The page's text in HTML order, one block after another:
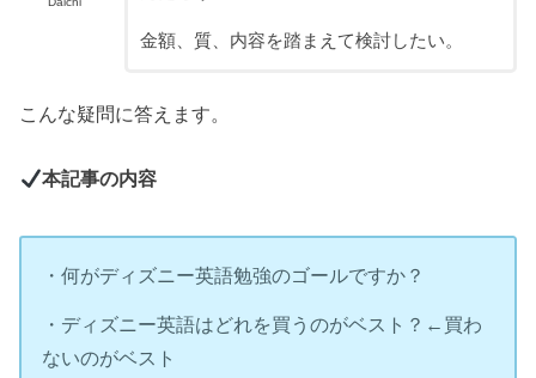
金額、質、内容を踏まえて検討したい。
こんな疑問に答えます。
本記事の内容
・何がディズニー英語勉強のゴールですか？
・ディズニー英語はどれを買うのがベスト？←買わ
ないのがベスト